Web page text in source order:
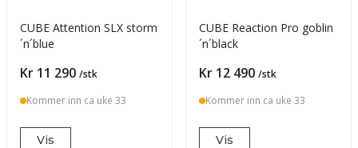
CUBE Attention SLX storm
´n´blue
Pris
Kr 11 290 /stk
Kommer inn ca uke 33
Vis
CUBE Reaction Pro goblin
´n´black
Pris
Kr 12 490 /stk
Kommer inn ca uke 33
Vis